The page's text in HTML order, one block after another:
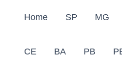
Home SP MG
CE BA PB